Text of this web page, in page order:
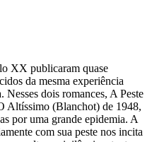
XX publicaram quase
da mesma experiência
Nesses dois romances, A Peste
Altíssimo (Blanchot) de 1948,
por uma grande epidemia. A
com sua peste nos incita